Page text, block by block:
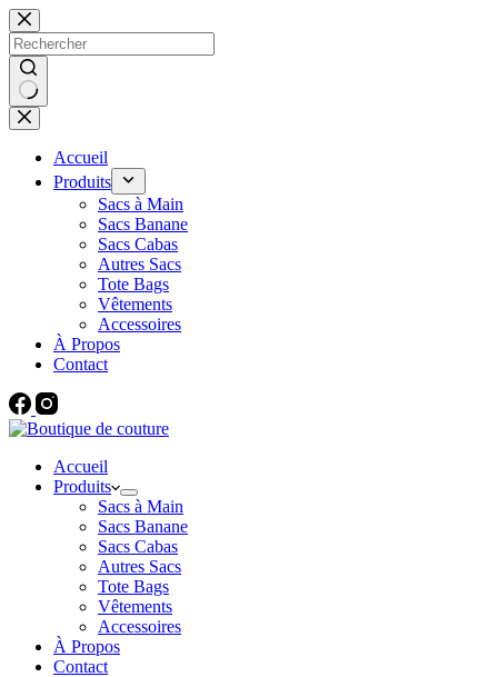
Passer
au
contenu
Aucun
résultat
Accueil
Produits
Sacs à Main
Sacs Banane
Sacs Cabas
Autres Sacs
Tote Bags
Vêtements
Accessoires
À Propos
Contact
Accueil
Produits
Sacs à Main
Sacs Banane
Sacs Cabas
Autres Sacs
Tote Bags
Vêtements
Accessoires
À Propos
Contact